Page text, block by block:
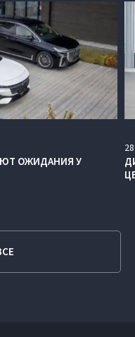
ОЖИДАНИЯ У
28